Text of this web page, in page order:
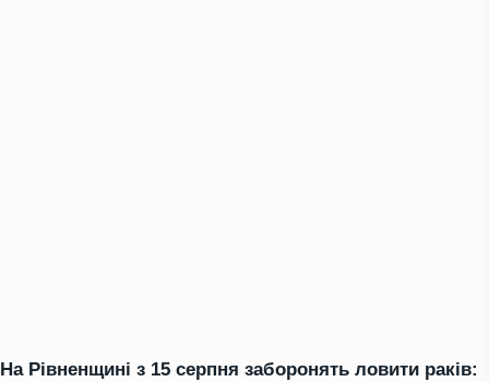
На Рівненщині з 15 серпня заборонять ловити раків: